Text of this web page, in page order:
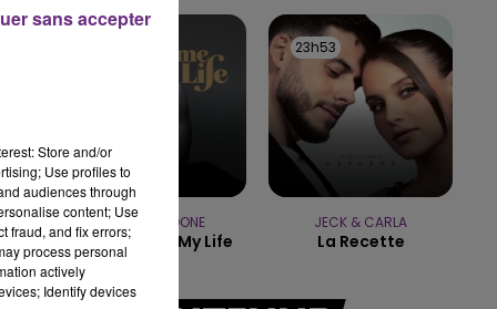
LE TICKET DE CAISSE
BENSON BOONE
The Time Of My Life
23h53
23h53
JECK & CARLA
La Recette
Store and/or
Use profiles to
audiences through
content; Use
fraud, and fix errors;
process personal
actively
Identify devices
sans accepter